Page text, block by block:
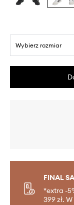
Wybierz rozmiar
FINAL
*extra -
399 zł.